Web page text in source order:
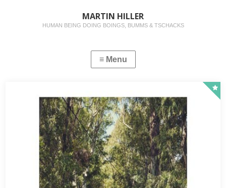
MARTIN HILLER
HUMAN BEING DOING BOINGS, BUMMS & TSCHACKS